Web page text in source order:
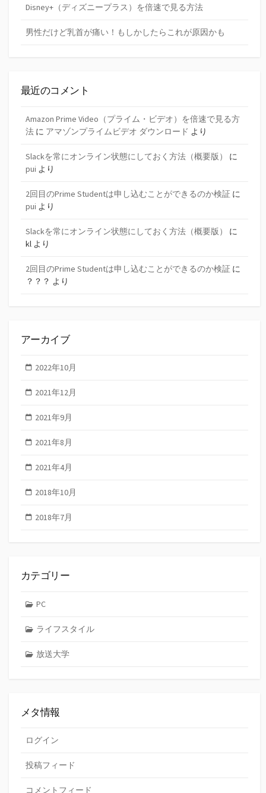
Disney+（ディズニープラス）を倍速で見る方法
男性だけど乳首が痛い！もしかしたらこれが原因かも
最近のコメント
Amazon Prime Video（プライム・ビデオ）を倍速で見る方
法 に アマゾンプライムビデオ ダウンロード より
Slackを常にオンライン状態にしておく方法（概要版）
に
pui より
2回目のPrime Studentは申し込むことができるのか検証 に
pui より
Slackを常にオンライン状態にしておく方法（概要版）
に
kl より
2回目のPrime Studentは申し込むことができるのか検証 に
？？？ より
アーカイブ
2022年10月
2021年12月
2021年9月
2021年8月
2021年4月
2018年10月
2018年7月
カテゴリー
PC
ライフスタイル
放送大学
メタ情報
ログイン
投稿フィード
コメントフィード